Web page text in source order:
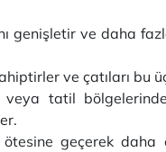
genişletir ve daha
ve çatıları bu
veya tatil
geçerek